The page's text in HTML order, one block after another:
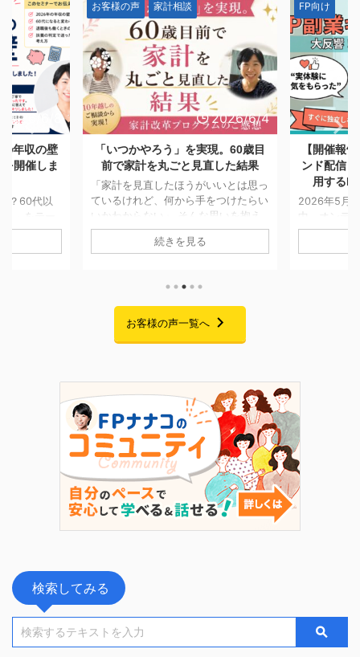
2026/6/4
。60歳目
した結果
つけたらい
せない方は
革プログラ
FP向け
2026/5/28
【開催報告】日本FP協会オンデマ
ンド配信「副業としてFP資格を活
用するFPキャリアセミナー」
2026年5月7日〜5月25日までの期間
中、オンデマンド配信にてお届けして
おりました「副業としてFP資格を活
用するFPキャリアセミナー」の配信
また熱意あふれる素晴らしいご感想を
たくさんお寄せいただきました。この
場を借りて、心より御礼申し上げま
す。 セミナーでお話ししたこと 私自
のすべてがゼロで、手元にあるのは
FP資格だけという状態からのスター
トでした。 今回のセミナーでは ...
続きを見る
お客様の声
「一生モ
つける。
も消えな
「将来のお
AIでの試算
なぜ「自分
の伴走を経
お客様の声一覧へ
検索してみる